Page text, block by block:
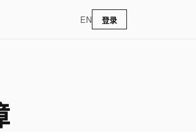
EN 登录